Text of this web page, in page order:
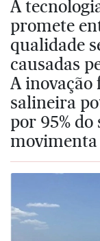
A
promete
qualidade
causadas
A
salineira
por 95%
movimenta